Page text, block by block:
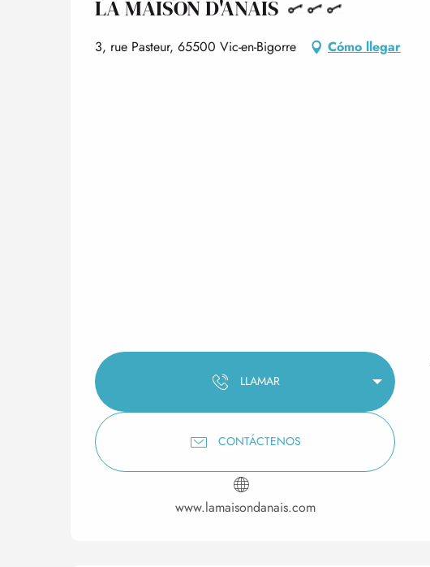
LA MAISON D'ANAÏS
3, rue Pasteur, 65500 Vic-en-Bigorre Cómo llegar
LLAMAR
CONTÁCTENOS
www.lamaisondanais.com